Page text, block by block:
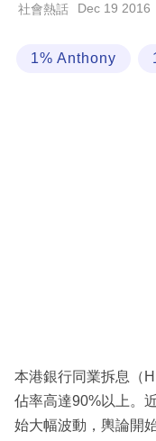
業
技
閱
專
區
社會熱話 Dec 19 2016
1% Anthony
本港銀行同業拆息（
佔率高達90%以上。
始大幅波動，輿論開